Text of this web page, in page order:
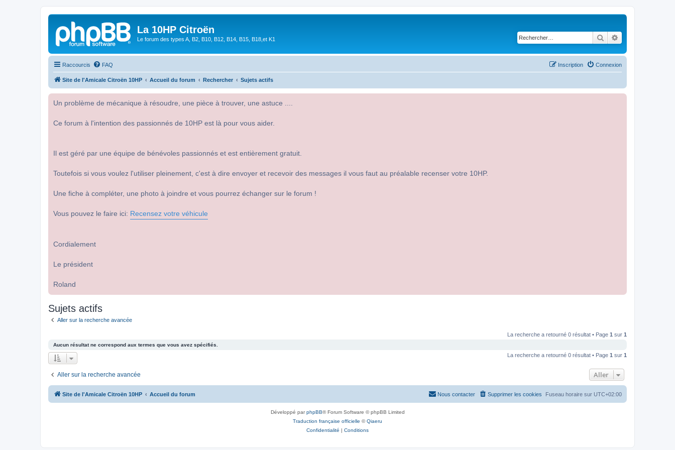
La 10HP Citroën
Le forum des types A, B2, B10, B12, B14, B15, B18,et K1 Rechercher
Raccourcis FAQ Connexion
Inscription
Site de l'Amicale Citroën 10HP Accueil du forum Rechercher Sujets actifs
Un problème de mécanique à résoudre, une pièce à trouver, une astuce ....
Ce forum à l'intention des passionnés de 10HP est là pour vous aider.
Il est géré par une équipe de bénévoles passionnés et est entièrement gratuit.
Toutefois si vous voulez l'utiliser pleinement, c'est à dire envoyer et recevoir des messages il vous faut au préalable recenser votre 10HP.
Une fiche à compléter, une photo à joindre et vous pourrez échanger sur le forum !
Vous pouvez le faire ici: Recensez votre véhicule
Cordialement
Le président
Roland
Sujets actifs
Aller sur la recherche avancée
La recherche a retourné 0 résultat • Page 1 sur 1
Aucun résultat ne correspond aux termes que vous avez spécifiés.
La recherche a retourné 0 résultat • Page 1 sur 1
Aller sur la recherche avancée Aller
Site de l'Amicale Citroën 10HP Accueil du forum Fuseau horaire sur UTC+02:00
Supprimer les cookies
Nous contacter
Développé parphpBB® Forum Software © phpBB Limited
Traduction française officielle ©Qiaeru
Confidentialité | Conditions